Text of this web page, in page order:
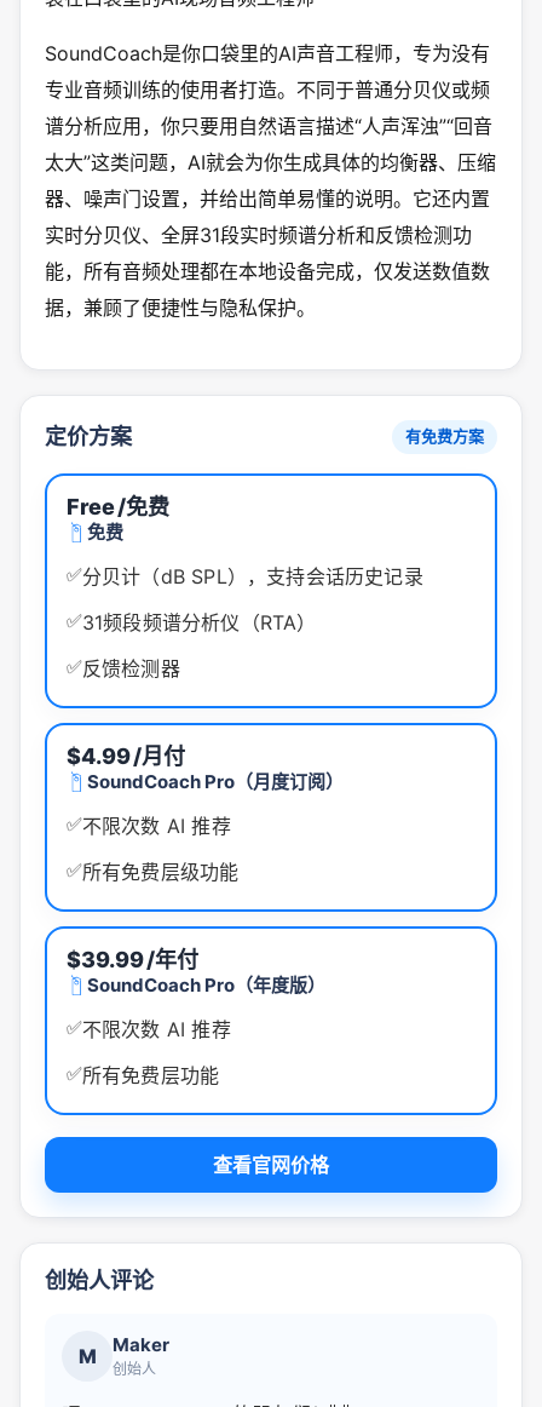
SoundCoach是你口袋里的AI声音工程师，专为没有
专业音频训练的使用者打造。不同于普通分贝仪或频
谱分析应用，你只要用自然语言描述“人声浑浊”“回音
太大”这类问题，AI就会为你生成具体的均衡器、压缩
器、噪声门设置，并给出简单易懂的说明。它还内置
实时分贝仪、全屏31段实时频谱分析和反馈检测功
能，所有音频处理都在本地设备完成，仅发送数值数
据，兼顾了便捷性与隐私保护。
定价方案 有免费方案
Free/免费
免费
✅分贝计（dB SPL），支持会话历史记录
✅31频段频谱分析仪（RTA）
✅反馈检测器
$4.99/月付
SoundCoach Pro（月度订阅）
✅不限次数 AI 推荐
✅所有免费层级功能
$39.99/年付
SoundCoach Pro（年度版）
✅不限次数 AI 推荐
✅所有免费层功能
查看官网价格
创始人评论
M Maker
创始人